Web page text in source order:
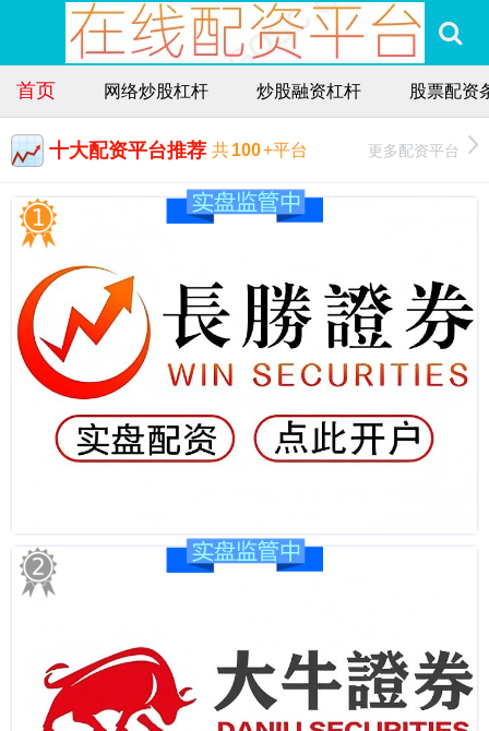
首页 网络炒股杠杆 炒股融资杠杆 股票配资
十大配资平台推荐 共100+平台 更多配资平台